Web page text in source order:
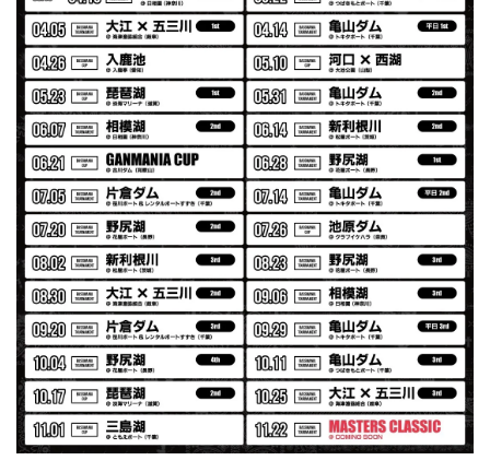
秋 冬 春 中でも外でも、ちょっと良い。厚めの生地がし
っかりしていて、タウンユースでも、気分良く歩けます。
Electric Motor Wire Code Jacket
2026/07/30
ネオプレーンの生地のしなやかな品で、何にでも使えるバス
マニアファンには、欠かせないアイテムですよ。ワイヤージ
ャケットは、もちろん 車内の、ロッドバーにマッチして、
気分も上がります。
アーチロゴ ベビービブ
ネイビー
2026/07/30
この秋、車を新しくする予定で、車内のインテリアに飾る予
定です。 可愛いですよ。 生地もしっかりしていて良かった